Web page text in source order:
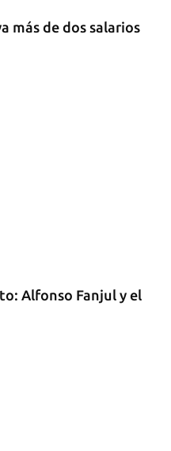
más de dos salarios
Alfonso Fanjul y el